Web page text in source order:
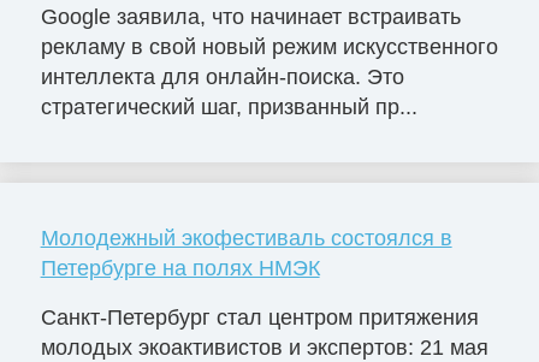
Google заявила, что начинает встраивать
рекламу в свой новый режим искусственного
интеллекта для онлайн-поиска. Это
стратегический шаг, призванный пр...
Молодежный экофестиваль состоялся в
Петербурге на полях НМЭК
Санкт-Петербург стал центром притяжения
молодых экоактивистов и экспертов: 21 мая